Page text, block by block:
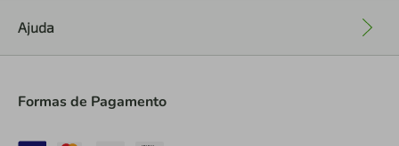
Ajuda
Formas de Pagamento